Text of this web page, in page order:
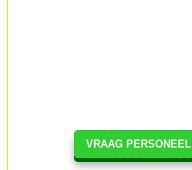
VRAAG PERSONEEL